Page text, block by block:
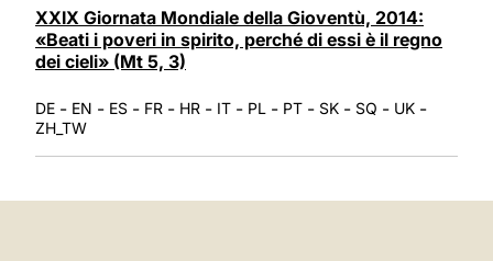
XXIX Giornata Mondiale della Gioventù, 2014:
«Beati i poveri in spirito, perché di essi è il regno
dei cieli» (Mt 5, 3)
DE - EN - ES - FR - HR - IT - PL - PT - SK - SQ - UK -
ZH_TW